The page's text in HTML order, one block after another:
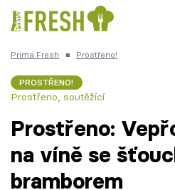
Česká kuchyně
Prima Fresh ■ Prostřeno!
PROSTŘENO!
Prostřeno, soutěžící
Prostřeno:
na víně se
bramborem